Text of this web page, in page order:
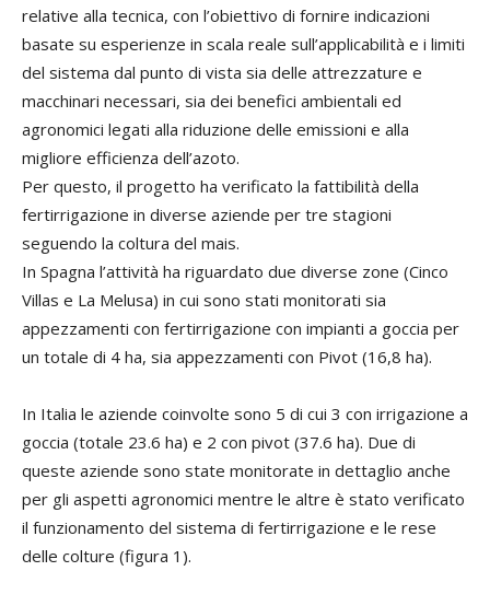
relative alla tecnica, con l’obiettivo di fornire indicazioni
basate su esperienze in scala reale sull’applicabilità e i limiti
del sistema dal punto di vista sia delle attrezzature e
macchinari necessari, sia dei benefici ambientali ed
agronomici legati alla riduzione delle emissioni e alla
migliore efficienza dell’azoto.
Per questo, il progetto ha verificato la fattibilità della
fertirrigazione in diverse aziende per tre stagioni
seguendo la coltura del mais.
In Spagna l’attività ha riguardato due diverse zone (Cinco
Villas e La Melusa) in cui sono stati monitorati sia
appezzamenti con fertirrigazione con impianti a goccia per
un totale di 4 ha, sia appezzamenti con Pivot (16,8 ha).
In Italia le aziende coinvolte sono 5 di cui 3 con irrigazione a
goccia (totale 23.6 ha) e 2 con pivot (37.6 ha). Due di
queste aziende sono state monitorate in dettaglio anche
per gli aspetti agronomici mentre le altre è stato verificato
il funzionamento del sistema di fertirrigazione e le rese
delle colture (figura 1).